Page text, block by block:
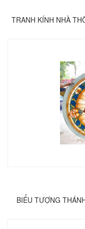
TRANH KÍNH NHÀ
BIỂU TƯỢNG